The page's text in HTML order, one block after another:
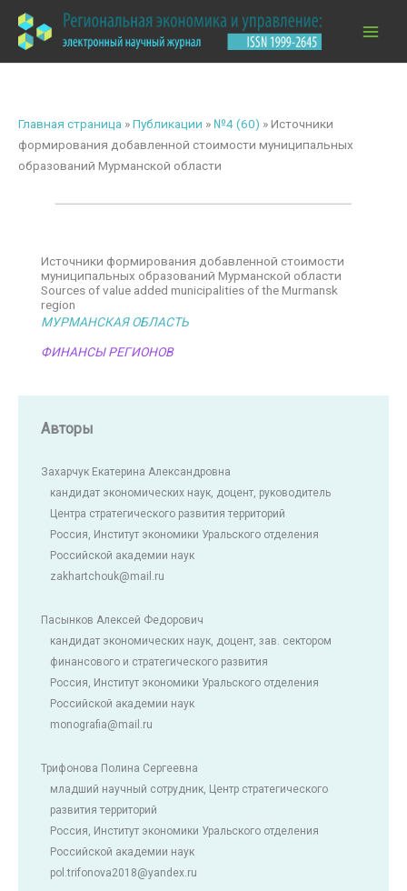
содержимому
Главная страница »Публикации » №4 (60) »Источники
формирования добавленной стоимости муниципальных
образований Мурманской области
Источники формирования добавленной стоимости
муниципальных образований Мурманской области
Sources of value added municipalities of the Murmansk
region
МУРМАНСКАЯ ОБЛАСТЬ
ФИНАНСЫ РЕГИОНОВ
Авторы
Захарчук Екатерина Александровна
кандидат экономических наук, доцент, руководитель
Центра стратегического развития территорий
Россия, Институт экономики Уральского отделения
Российской академии наук
zakhartchouk@mail.ru
Пасынков Алексей Федорович
кандидат экономических наук, доцент, зав. сектором
финансового и стратегического развития
Россия, Институт экономики Уральского отделения
Российской академии наук
monografia@mail.ru
Трифонова Полина Сергеевна
младший научный сотрудник, Центр стратегического
развития территорий
Россия, Институт экономики Уральского отделения
Российской академии наук
pol.trifonova2018@yandex.ru